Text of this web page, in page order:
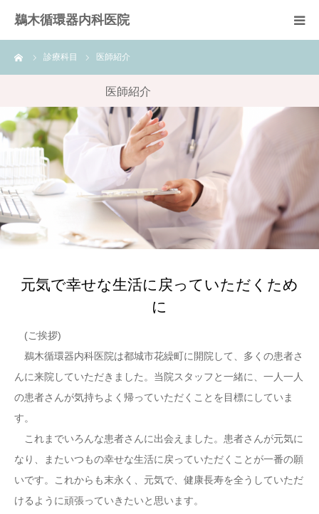
鵜木循環器内科医院
診療科目 医師紹介
医師紹介
元気で幸せな生活に戻っていただくため
に
(ご挨拶)
鵜木循環器内科医院は都城市花繰町に開院して、多くの患者さ
んに来院していただきました。当院スタッフと一緒に、一人一人
の患者さんが気持ちよく帰っていただくことを目標にしていま
す。
これまでいろんな患者さんに出会えました。患者さんが元気に
なり、またいつもの幸せな生活に戻っていただくことが一番の願
いです。これからも末永く、元気で、健康長寿を全うしていただ
けるように頑張っていきたいと思います。
HOME
診療科目
心臓リハビリテーション
訪問リハビリテーション